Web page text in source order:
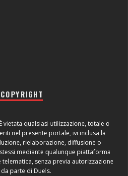
vietata qualsiasi utilizzazione, totale o
nel presente portale, ivi inclusa la
rielaborazione, diffusione o
mediante qualunque piattaforma
senza previa autorizzazione
parte di Duels.